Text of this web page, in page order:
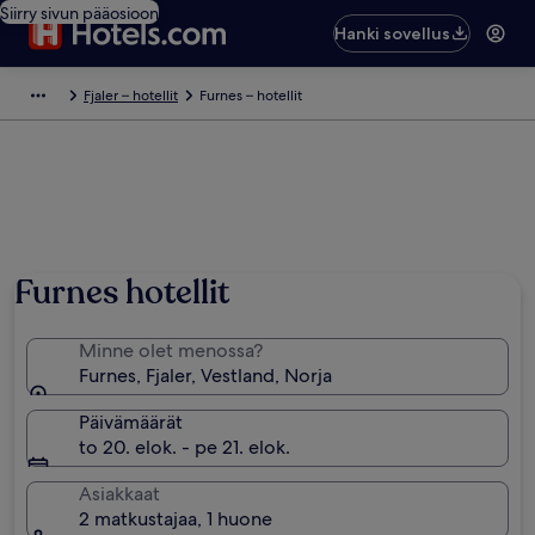
Siirry sivun pääosioon
Hanki sovellus
Fjaler – hotellit Furnes – hotellit
Furnes hotellit
Minne olet menossa?
Furnes, Fjaler, Vestland, Norja
Päivämäärät
to 20. elok. - pe 21. elok.
Asiakkaat
2 matkustajaa, 1 huone